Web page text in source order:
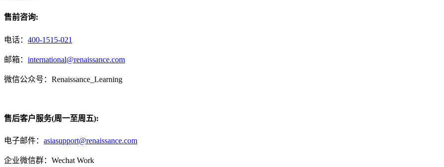
售前咨询:
电话： 400-1515-021
邮箱： international@renaissance.com
微信公众号：Renaissance_Learning
售后客户服务(周一至周五):
电子邮件： asiasupport@renaissance.com
企业微信群：Wechat Work